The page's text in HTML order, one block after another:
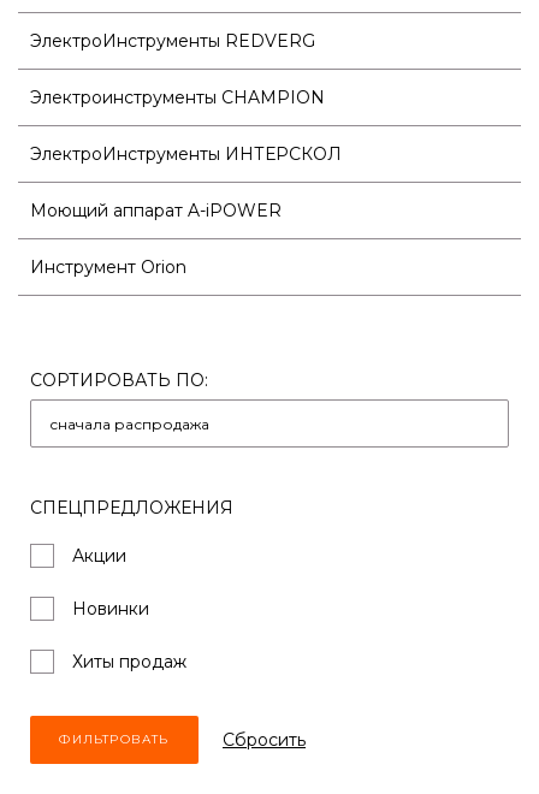
ЭлектроИнструменты REDVERG
Электроинструменты CHAMPION
ЭлектроИнструменты ИНТЕРСКОЛ
Моющий аппарат A-iPOWER
Инструмент Orion
СОРТИРОВАТЬ ПО:
СПЕЦПРЕДЛОЖЕНИЯ
Акции
Новинки
Хиты продаж
Cбросить